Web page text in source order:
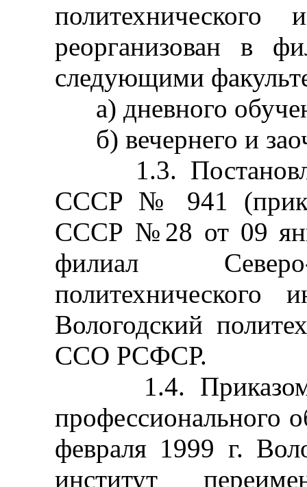
реорганизован в
следующими
а) дневного
б) вечернего и
1.3.
СССР № 941
СССР №28 от 09
филиал Северо-
политехнического
Вологодский
ССО РСФСР.
1.4. Приказом
профессионального
февраля 1999 г.
институт